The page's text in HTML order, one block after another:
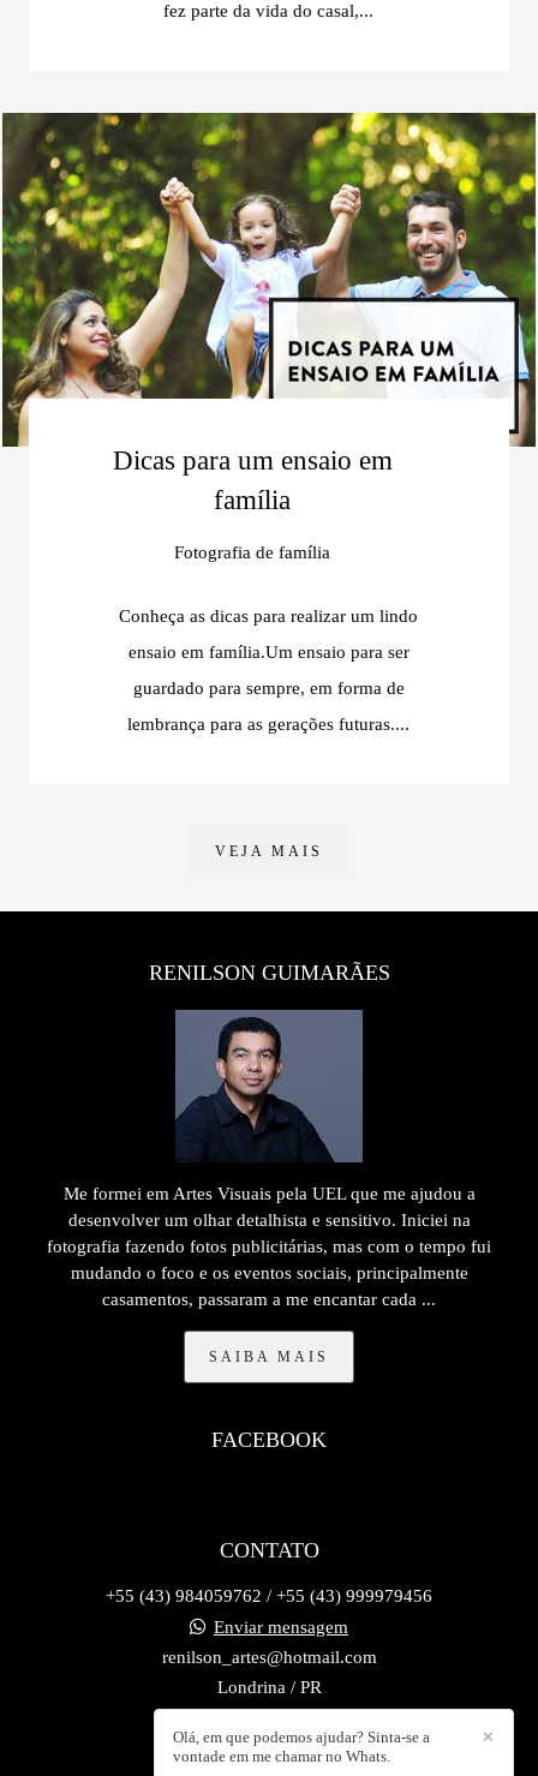
fez parte da vida do casal,...
Dicas para um ensaio em
família
Fotografia de família
Conheça as dicas para realizar um lindo
ensaio em família.Um ensaio para ser
guardado para sempre, em forma de
lembrança para as gerações futuras....
VEJA MAIS
RENILSON GUIMARÃES
Me formei em Artes Visuais pela UEL que me ajudou a
desenvolver um olhar detalhista e sensitivo. Iniciei na
fotografia fazendo fotos publicitárias, mas com o tempo fui
mudando o foco e os eventos sociais, principalmente
casamentos, passaram a me encantar cada ...
SAIBA MAIS
FACEBOOK
CONTATO
+55 (43) 984059762 / +55 (43) 999979456
Enviar mensagem
renilson_artes@hotmail.com
Londrina / PR
✕
Olá, em que podemos ajudar? Sinta-se a
vontade em me chamar no Whats.